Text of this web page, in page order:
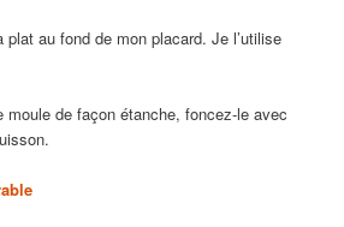
plat au fond de mon placard. Je l’utilise
moule de façon étanche, foncez-le avec